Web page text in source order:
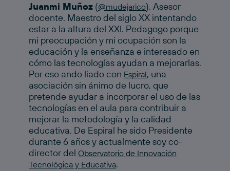
Juanmi Muñoz (@mudejarico). Asesor
docente. Maestro del siglo XX intentando
estar a la altura del XXI. Pedagogo porque
mi preocupación y mi ocupación son la
educación y la enseñanza e interesado en
cómo las tecnologías ayudan a mejorarlas.
Por eso ando liado con Espiral, una
asociación sin ánimo de lucro, que
pretende ayudar a incorporar el uso de las
tecnologías en el aula para contribuir a
mejorar la metodología y la calidad
educativa. De Espiral he sido Presidente
durante 6 años y actualmente soy co-
director del Observatorio de Innovación
Tecnológica y Educativa.